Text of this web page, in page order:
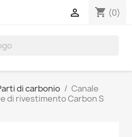
shopping_cart (0)

di carbonio
Canale
di rivestimento Carbon S